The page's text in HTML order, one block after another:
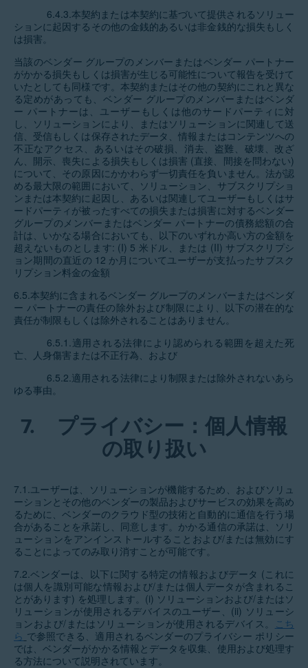
6.4.3.本契約または本契約に基づいて提供されるソリュー
ションに起因するその他の金銭的あるいは非金銭的な損失もしく
は損害。
当該のベンダー グループのメンバーまたはベンダー パートナー
がかかる損失もしくは損害が生じる可能性について報告を受けて
いたとしても同様です。本契約またはその他の契約にこれと異な
る定めがあっても、ベンダー グループのメンバーまたはベンダ
ー パートナーは、ユーザーもしくは他のサードパーティに対
し、ソリューションにより、またはソリューションに関連して送
信、受信もしくは保存されたデータ、情報またはコンテンツへの
不正なアクセス、あるいはその破損、消去、盗難、破壊、改ざ
ん、開示、喪失による損失もしくは損害 (直接、間接を問わない)
について、その原因にかかわらず一切責任を負いません。法が認
める最大限の範囲において、ソリューション、サブスクリプショ
ンまたは本契約に起因し、あるいは関連してユーザーもしくはサ
ードパーティが被ったすべての損失または損害に対するベンダー
グループのメンバーまたはベンダー パートナーの債務総額の合
計は、いかなる場合においても、以下のいずれか高い方の金額を
超えないものとします: (I) 5 米ドル、または (II) サブスクリプシ
ョン期間の直近の 12 か月についてユーザーが支払ったサブスク
リプション料金の金額
6.5.本契約に含まれるベンダー グループのメンバーまたはベンダ
ー パートナーの責任の除外および制限により、以下の潜在的な
責任が制限もしくは除外されることはありません。
6.5.1.適用される法律により認められる範囲を超えた死
亡、人身傷害または不正行為、および
6.5.2.適用される法律により制限または除外されないあら
ゆる事由。
7.
プライバシー：個人情報
の取り扱い
7.1.ユーザーは、ソリューションが機能するため、およびソリュ
ーションとその他のベンダーの製品およびサービスの効果を高め
るために、ベンダーのクラウド型の技術と自動的に通信を行う場
合があることを承諾し、同意します。かかる通信の承諾は、ソリ
ューションをアンインストールすることおよび/または無効にす
ることによってのみ取り消すことが可能です。
7.2.ベンダーは、以下に関する特定の情報およびデータ (これに
は個人を識別可能な情報および/または個人データが含まれるこ
とがあります) を処理します。(i) ソリューションおよび/またはソ
リューションが使用されるデバイスのユーザー、(ii) ソリューシ
ョンおよび/またはソリューションが使用されるデバイス。
こち
ら で参照できる、適用されるベンダーのプライバシー ポリシー
では、ベンダーがかかる情報とデータを収集、使用および処理す
る方法について説明されています。